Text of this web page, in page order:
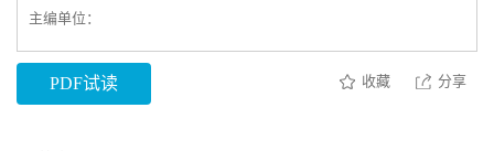
主编单位：
PDF试读 收藏 分享